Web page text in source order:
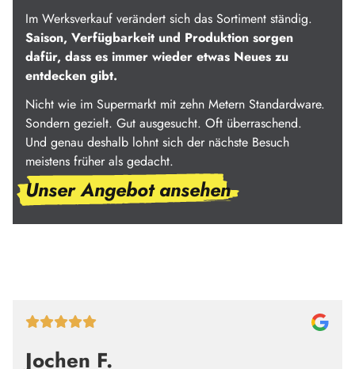
Im Werksverkauf verändert sich das Sortiment ständig.
Saison, Verfügbarkeit und Produktion sorgen
dafür, dass es immer wieder etwas Neues zu
entdecken gibt.
Nicht wie im Supermarkt mit zehn Metern Standardware.
Sondern gezielt. Gut ausgesucht. Oft überraschend.
Und genau deshalb lohnt sich der nächste Besuch
meistens früher als gedacht.
Unser Angebot ansehen
Jochen F.